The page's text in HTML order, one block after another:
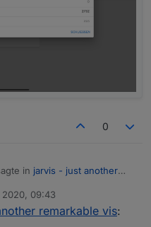
0
in jarvis - just another
aktualisiert, jetzt sind bei
2020, 09:43
remarkable vis: